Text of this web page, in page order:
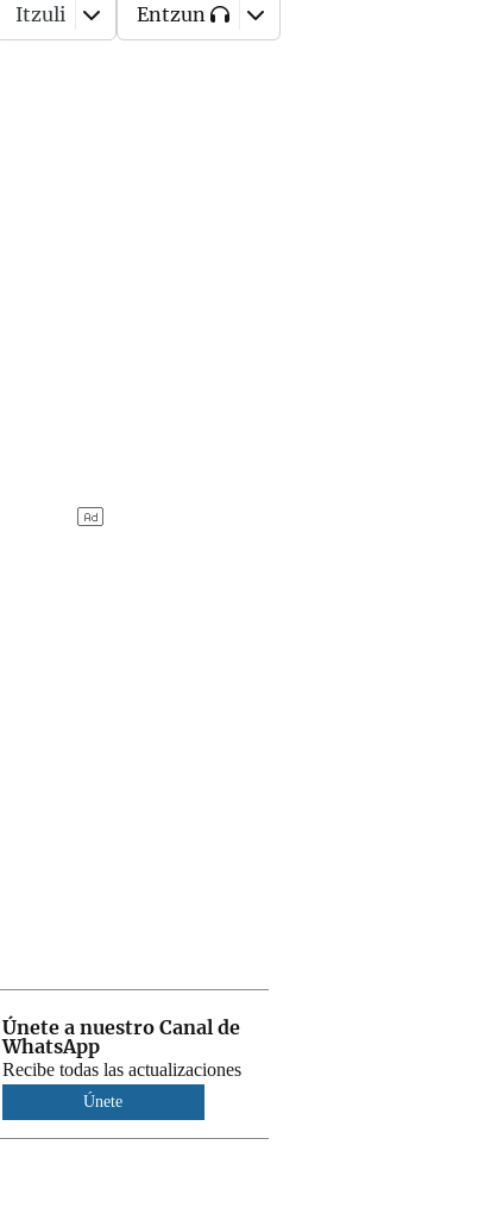
Itzuli Entzun
Únete a nuestro Canal de
WhatsApp
Recibe todas las actualizaciones
Únete